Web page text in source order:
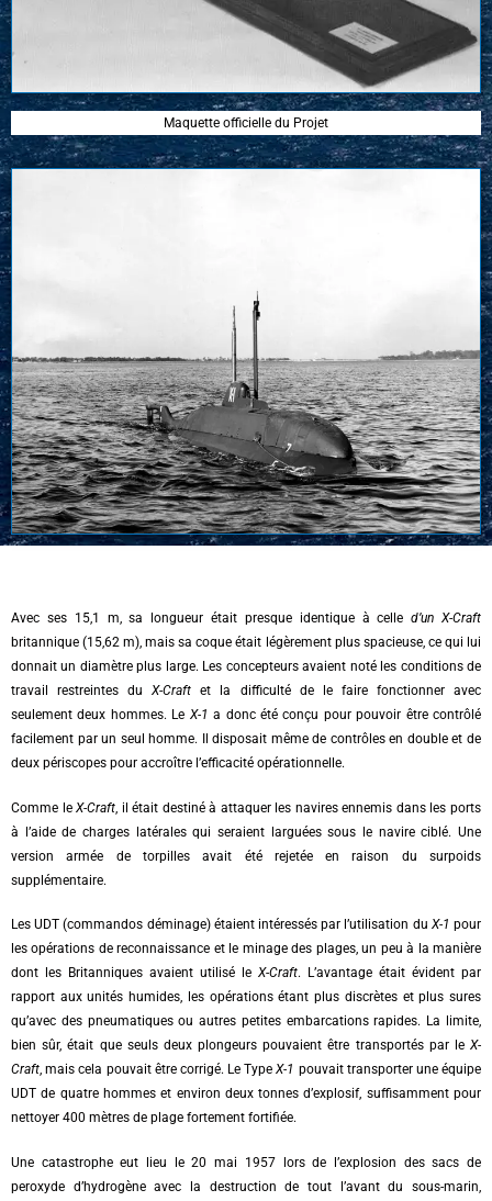
Maquette officielle du Projet
Avec ses 15,1 m, sa longueur était presque identique à celled’un X-Craft
britannique (15,62 m), mais sa coque était légèrement plus spacieuse, ce qui lui
donnait un diamètre plus large. Les concepteurs avaient noté les conditions de
travail restreintes duX-Craft et la difficulté de le faire fonctionner avec
seulement deux hommes. Le X-1 a donc été conçu pour pouvoir être contrôlé
facilement par un seul homme. Il disposait même de contrôles en double et de
deux périscopes pour accroître l’efficacité opérationnelle.
Comme leX-Craft , il était destiné à attaquer les navires ennemis dans les ports
à l’aide de charges latérales qui seraient larguées sous le navire ciblé. Une
version armée de torpilles avait été rejetée en raison du surpoids
supplémentaire.
Les UDT (commandos déminage) étaient intéressés par l’utilisation du X-1 pour
les opérations de reconnaissance et le minage des plages, un peu à la manière
dont les Britanniques avaient utilisé le X-Craft. L’avantage était évident par
rapport aux unités humides, les opérations étant plus discrètes et plus sures
qu’avec des pneumatiques ou autres petites embarcations rapides. La limite,
bien sûr, était que seuls deux plongeurs pouvaient être transportés par le X-
Craft, mais cela pouvait être corrigé. Le TypeX-1 pouvait transporter une équipe
UDT de quatre hommes et environ deux tonnes d’explosif, suffisamment pour
nettoyer 400 mètres de plage fortement fortifiée.
Une catastrophe eut lieu le 20 mai 1957 lors de l’explosion des sacs de
peroxyde d’hydrogène avec la destruction de tout l’avant du sous-marin,